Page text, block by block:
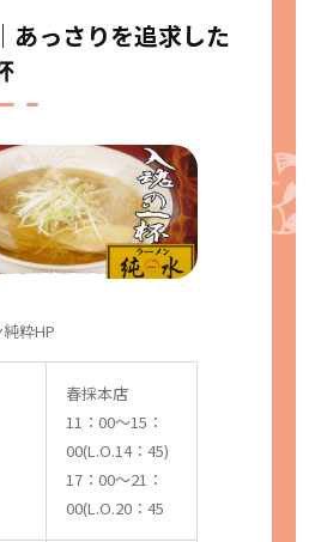
あっさりを追求した
粋HP
春採本店
11：00～15：
00(L.O.14：45)
17：00～21：
00(L.O.20：45